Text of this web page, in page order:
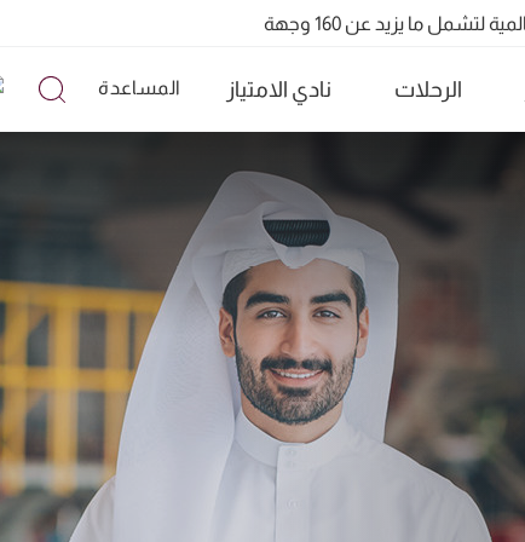
ما يزيد عن 160 وجهة
الرحلات نادي الامتياز المساعدة